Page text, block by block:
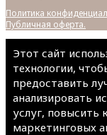
Политика
Публичная оферта.
Этот сайт
технологии,
предоставить
анализировать
услуг, повысить
маркетинговых